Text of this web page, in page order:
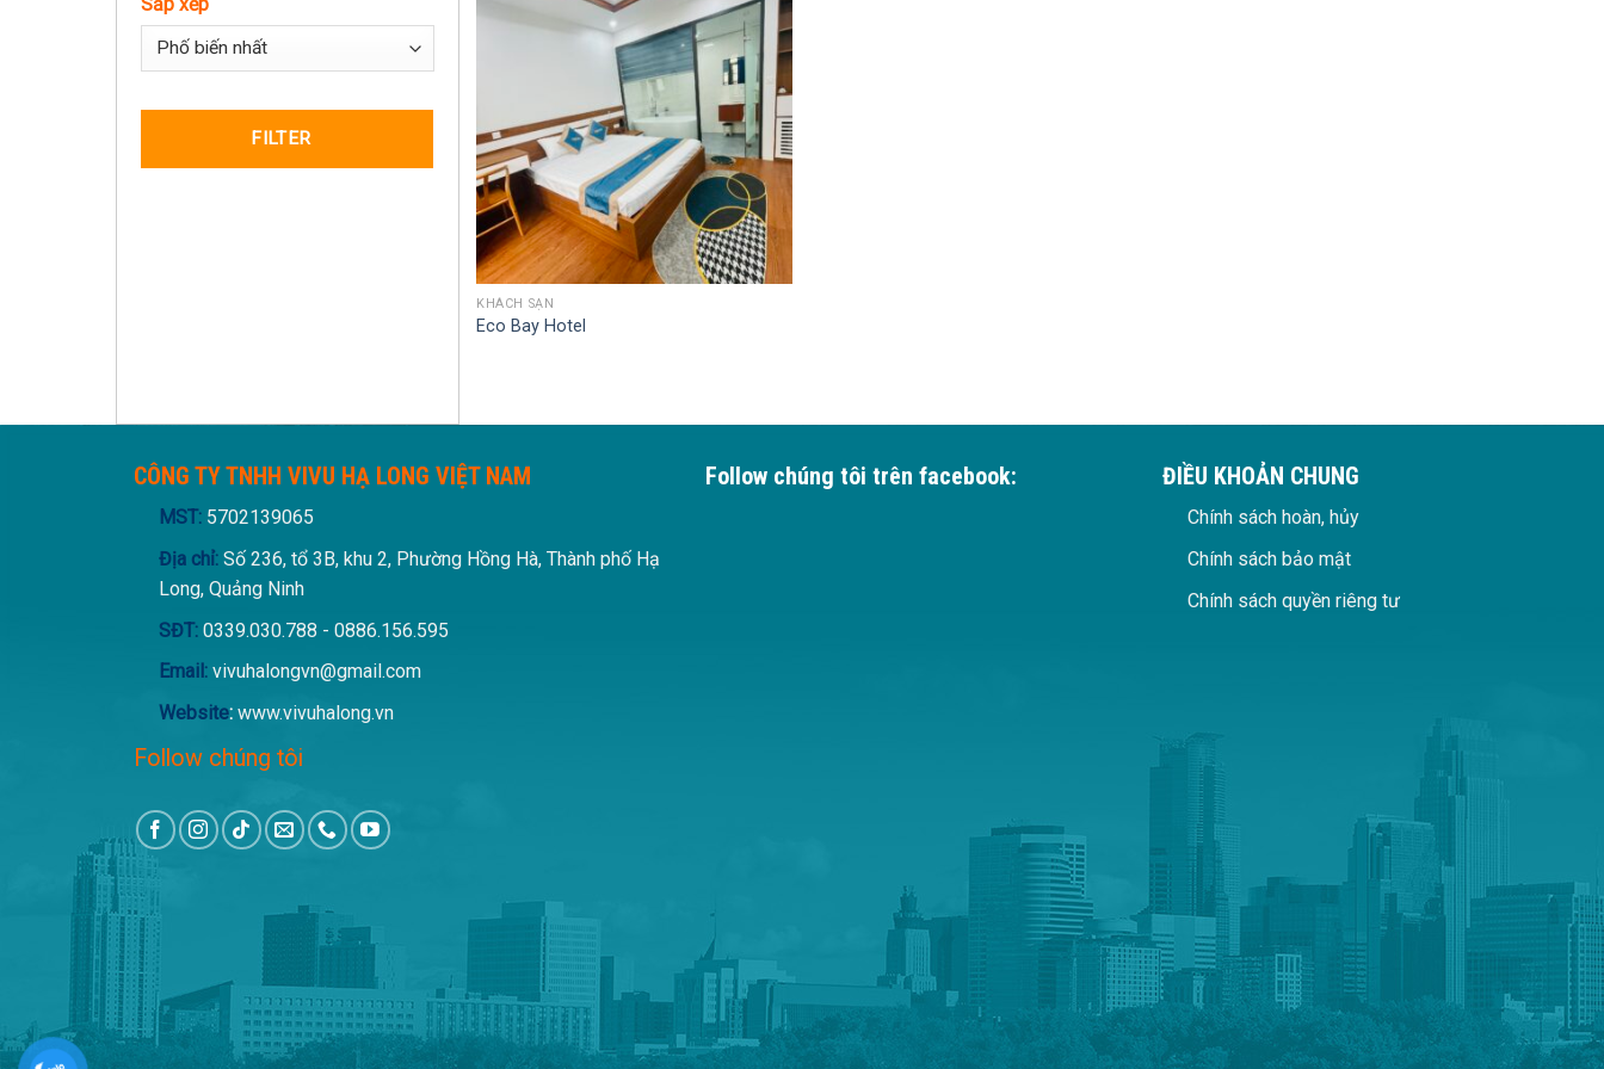
Sort Products
FILTER
KHÁCH SẠN
Eco Bay Hotel
CÔNG TY TNHH VIVU HẠ LONG VIỆT NAM
MST: 5702139065
Địa chỉ:Số 236, tổ 3B, khu 2, Phường Hồng Hà, Thành phố Hạ
Long, Quảng Ninh
SĐT:0339.030.788 - 0886.156.595
Email:vivuhalongvn@gmail.com
Website:www.vivuhalong.vn
Follow chúng tôi
Follow chúng tôi trên facebook: ĐIỀU KHOẢN CHUNG
Chính sách hoàn, hủy
Chính sách bảo mật
Chính sách quyền riêng tư